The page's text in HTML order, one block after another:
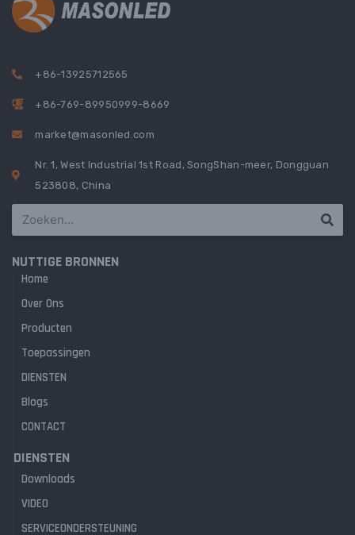
+86-13925712565
+86-769-89950999-8669
market@masonled.com
Nr. 1, West Industrial 1st Road, SongShan-meer, Dongguan
523808, China
NUTTIGE BRONNEN
Home
Over Ons
Producten
Toepassingen
DIENSTEN
Blogs
CONTACT
DIENSTEN
Downloads
VIDEO
SERVICEONDERSTEUNING